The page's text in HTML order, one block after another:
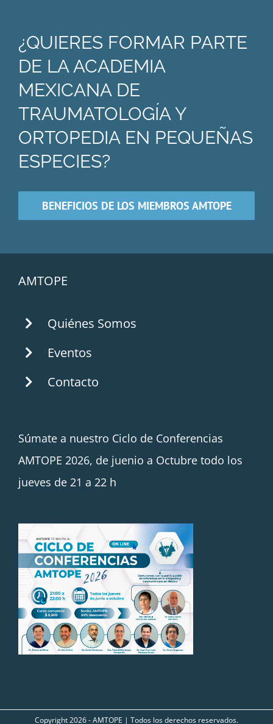
¿QUIERES FORMAR PARTE
DE LA ACADEMIA
MEXICANA DE
TRAUMATOLOGÍA Y
ORTOPEDIA EN PEQUEÑAS
ESPECIES?
BENEFICIOS DE LOS MIEMBROS AMTOPE
AMTOPE
Quiénes Somos
Eventos
Contacto
Súmate a nuestro Ciclo de Conferencias
AMTOPE 2026, de juenio a Octubre todo los
jueves de 21 a 22 h
Copyright2026 - AMTOPE | Todos los derechos reservados.